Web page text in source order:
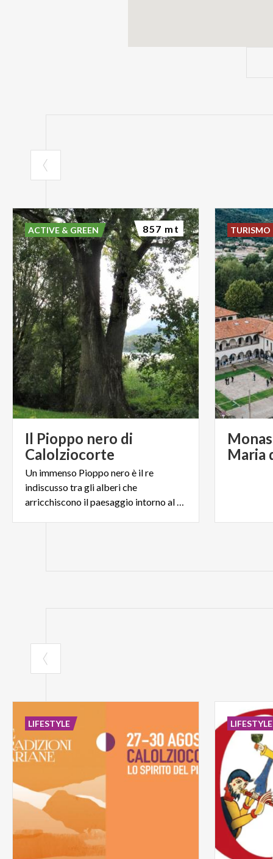
Il Pioppo nero di
Calolziocorte
Un immenso Pioppo nero è il re
indiscusso tra gli alberi che
arricchiscono il paesaggio intorno al Lago di Olginate.
ACTIVE & GREEN 857 mt
Maria
TURISMO
LIFESTYLE LIFESTYLE